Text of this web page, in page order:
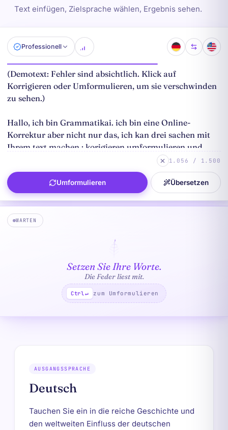
Text einfügen, Zielsprache wählen, Ergebnis sehen.
Professionell
1.056 / 1.500
Umformulieren Übersetzen
WARTEN
Setzen Sie Ihre Worte.
Die Feder liest mit.
Ctrl↵ zum Umformulieren
AUSGANGSSPRACHE
Deutsch
Tauchen Sie ein in die reiche Geschichte und
den weltweiten Einfluss der deutschen